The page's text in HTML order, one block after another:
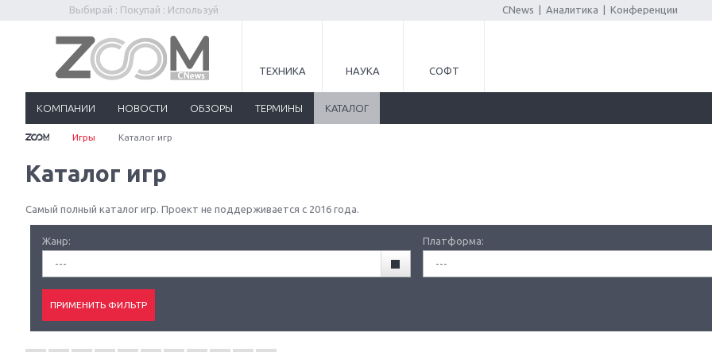
Выбирай : Покупай : Используй CNews Аналитика Конференции
ТЕХНИКА НАУКА СОФТ
КОМПАНИИ НОВОСТИ ОБЗОРЫ ТЕРМИНЫ КАТАЛОГ
Игры Каталог игр
Каталог игр
Самый полный каталог игр. Проект не поддерживается с 2016 года.
Жанр:
---
Платформа:
---